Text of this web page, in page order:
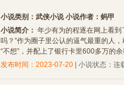
小说类别： 武侠小说小说作者： 蚂甲
小说简介： 年少有为的程逐在网上看
吗？”作为圈子里公认的逼气最重的人
“不想”，并配上了银行卡里600多万的余
发布时间：2023-07-20 | 小说状态：连